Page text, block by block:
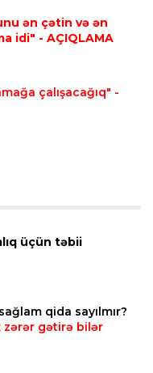
"Arsenal"da
hesabla uduzdu
ən çətin və ən
idi" - AÇIQLAMA
çalışacağıq" -
üçün təbii
qida sayılmır?
zərər gətirə bilər